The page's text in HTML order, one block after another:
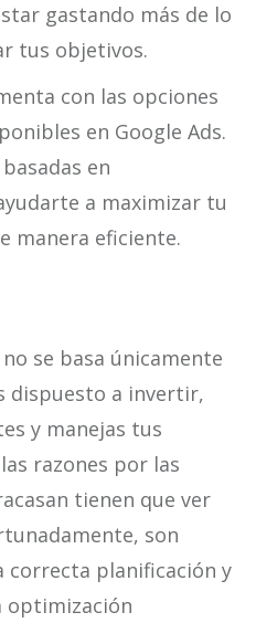
gastando más de lo
tus objetivos.
con las opciones
en Google Ads.
en
a maximizar tu
manera eficiente.
se basa únicamente
dispuesto a invertir,
y manejas tus
razones por las
tienen que ver
son
correcta planificación y
optimización